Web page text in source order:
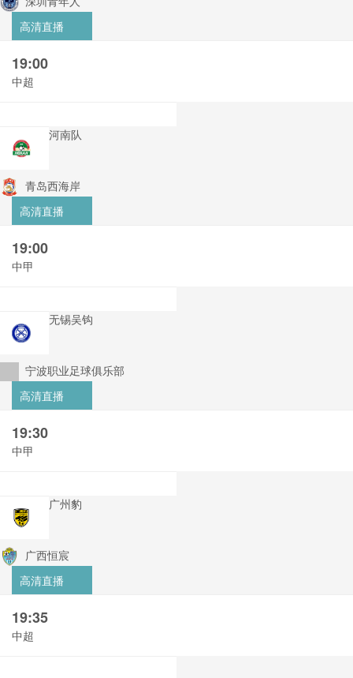
高清直播
19:00
中超
河南队
青岛西海岸
高清直播
19:00
中甲
无锡吴钩
宁波职业足球俱乐部
高清直播
19:30
中甲
广州豹
广西恒宸
高清直播
19:35
中超